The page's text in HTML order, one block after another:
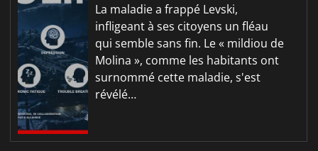
La maladie a frappé Levski,
infligeant à ses citoyens un fléau
qui semble sans fin. Le « mildiou de
Molina », comme les habitants ont
surnommé cette maladie, s'est
révélé…